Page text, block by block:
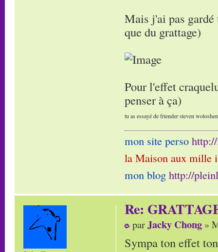
Mais j'ai pas
que du grattage)
Pour l'effet
penser à ça)
tu as essayé de friender steven
mon site perso
la Maison aux mille
mon blog http://
Re:
parJacky Chong »
Sympa ton effet